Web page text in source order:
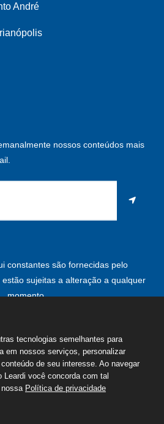
André
nossos conteúdos mais
constantes são fornecidas pelo
sujeitas a alteração a qualquer
momento.
Roberto Leardi | Todos os direitos
reservados
tecnologias semelhantes para
em nossos serviços, personalizar
de seu interesse. Ao navegar
Leardi você concorda com tal
nossa Política de privacidade